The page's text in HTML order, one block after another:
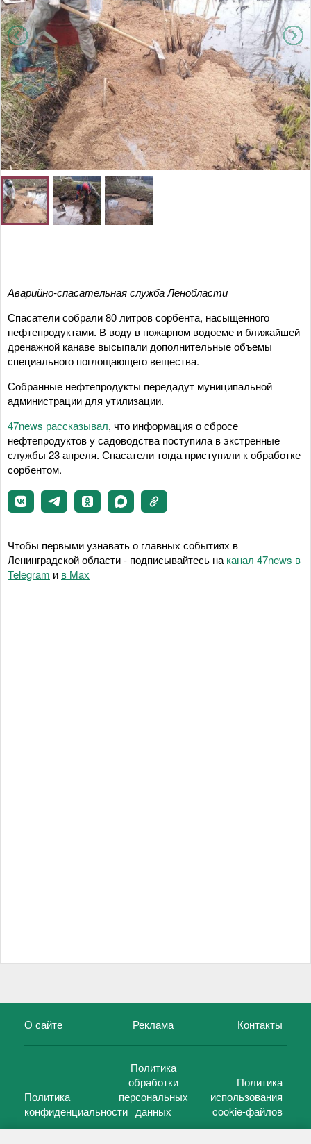
Аварийно-спасательная служба Ленобласти
Спасатели собрали 80 литров сорбента, насыщенного
нефтепродуктами. В воду в пожарном водоеме и ближайшей
дренажной канаве высыпали дополнительные объемы
специального поглощающего вещества.
Собранные нефтепродукты передадут муниципальной
администрации для утилизации.
47news рассказывал, что информация о сбросе
нефтепродуктов у садоводства поступила в экстренные
службы 23 апреля. Спасатели тогда приступили к обработке
сорбентом.
Чтобы первыми узнавать о главных событиях в
Ленинградской области - подписывайтесь на канал 47news в
Telegram и в Maх
О сайте Реклама Контакты
Политика
конфиденциальности
Политика
обработки
персональных
данных
Политика
использования
cookie-файлов